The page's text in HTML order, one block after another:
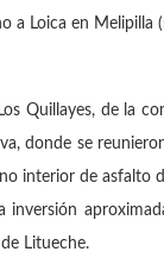
a Loica en
Quillayes, de la
donde se
interior de asfalto
Litueche.